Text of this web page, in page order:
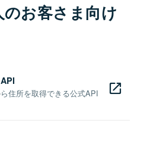
お客さま向け
住所を取得できる公式API